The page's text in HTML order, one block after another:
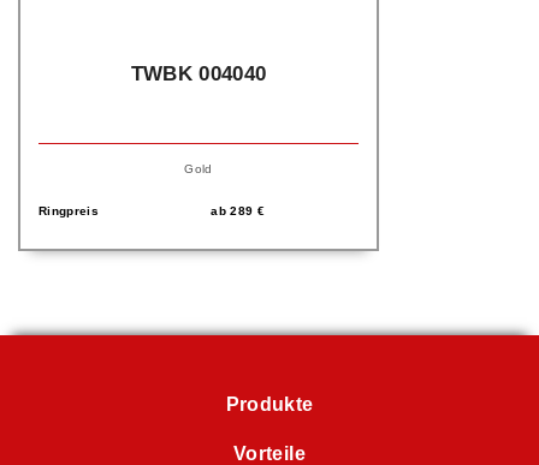
TWBK 004040
Gold
Ringpreis ab289 €
Produkte
Vorteile